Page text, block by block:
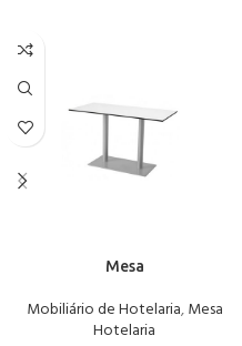
Mesa
Mobiliário de Hotelaria,Mesa
Hotelaria